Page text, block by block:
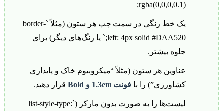
rgba(0,0,0,0.1);
یک خط رنگی در سمت چپ هر ستون (مثلاً `border-
left: 4px solid #DAA520;` یا رنگ‌های دیگر) برای
جلوه بیشتر.
عناوین هر ستون (مثلاً “میکروبیوم خاک و پایداری
کشاورزی”) را با فونت 1.3em و Bold قرار دهید.
لیست‌ها را به صورت بدون مارکر (`list-style-type: